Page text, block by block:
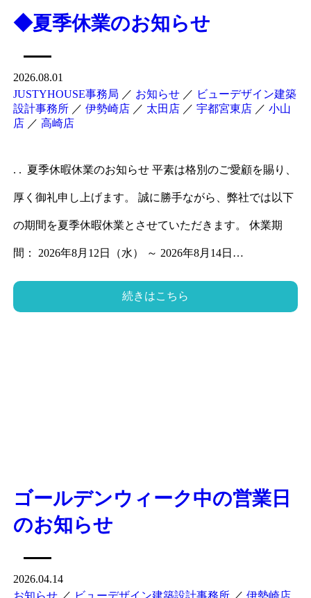
◆夏季休業のお知らせ
2026.08.01
JUSTYHOUSE事務局 ／ お知らせ／ ビューデザイン建築
設計事務所／ 伊勢崎店／ 太田店／ 宇都宮東店／ 小山
店／ 高崎店
. . 夏季休暇休業のお知らせ 平素は格別のご愛顧を賜り、
厚く御礼申し上げます。 誠に勝手ながら、弊社では以下
の期間を夏季休暇休業とさせていただきます。 休業期
間： 2026年8月12日（水） ～ 2026年8月14日…
続きはこちら
ゴールデンウィーク中の営業日
のお知らせ
2026.04.14